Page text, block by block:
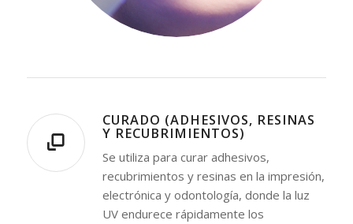
CURADO (ADHESIVOS, RESINAS
Y RECUBRIMIENTOS)
Se utiliza para curar adhesivos,
recubrimientos y resinas en la impresión,
electrónica y odontología, donde la luz
UV endurece rápidamente los